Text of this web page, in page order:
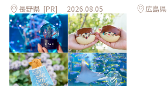
長野県 [PR] 2026.08.05 広島県